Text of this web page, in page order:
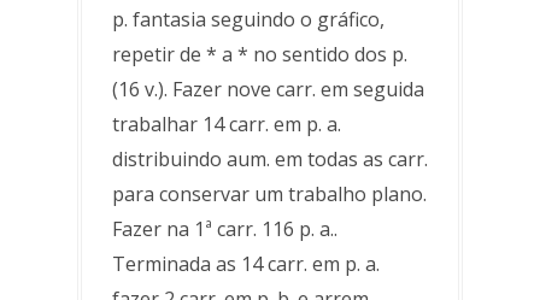
p. fantasia seguindo o gráfico,
repetir de * a * no sentido dos p.
(16 v.). Fazer nove carr. em seguida
trabalhar 14 carr. em p. a.
distribuindo aum. em todas as carr.
para conservar um trabalho plano.
Fazer na 1ª carr. 116 p. a..
Terminada as 14 carr. em p. a.